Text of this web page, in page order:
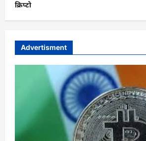
क्रिप्टो
Advertisment